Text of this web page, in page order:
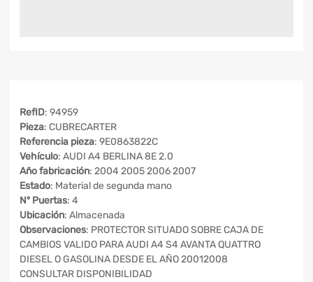
RefID: 94959
Pieza: CUBRECARTER
Referencia pieza: 9E0863822C
Vehículo: AUDI A4 BERLINA 8E 2.0
Año fabricación: 2004 2005 2006 2007
Estado: Material de segunda mano
Nº Puertas: 4
Ubicación: Almacenada
Observaciones: PROTECTOR SITUADO SOBRE CAJA DE
CAMBIOS VALIDO PARA AUDI A4 S4 AVANTA QUATTRO
DIESEL O GASOLINA DESDE EL AÑO 20012008
CONSULTAR DISPONIBILIDAD